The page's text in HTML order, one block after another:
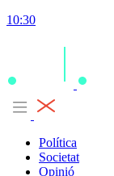
10:30
Política
Societat
Opinió